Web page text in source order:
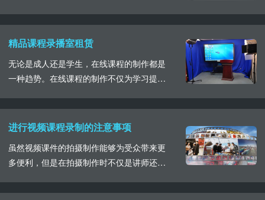
较低，课程能够多......
之间的合作。今天我们就来看一下完美在线
课件视频的呈现，其背后的剪辑师所要具备
剪辑还是有一定的区别的。宣传片和广告片
的拍摄制作总体量上也就是系列内容，最多
也就是三五个，通......
精品课程录播室租赁
无论是成人还是学生，在线课程的制作都是
一种趋势。在线课程的制作不仅为学习提供
式。在课程制作中，经常会运用到的便是课
程录播室，专业的课程录播室无论是在环境
障。北京要想找到合适的专业的精品课程录
播室，要多进行对比和参考，根据自身的预
算以及相关课程要求......
进行视频课程录制的注意事项
虽然视频课件的拍摄制作能够为受众带来更
多便利，但是在拍摄制作时不仅是讲师还是
件我们就共同来了解一下这些注意事项。首